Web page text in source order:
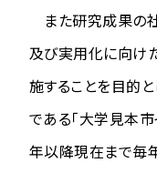
また研究成果の
及び実用化に向け
施することを目的
である「大学見本市
年以降現在まで毎